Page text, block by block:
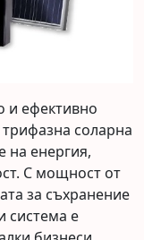
и ефективно
соларна
на енергия,
С мощност от
за съхранение
система е